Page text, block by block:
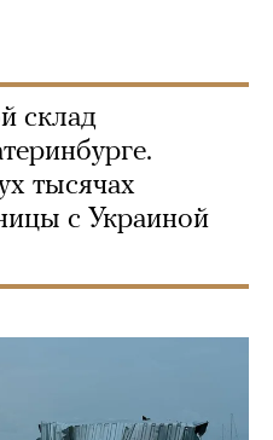
склад
тысячах
с Украиной